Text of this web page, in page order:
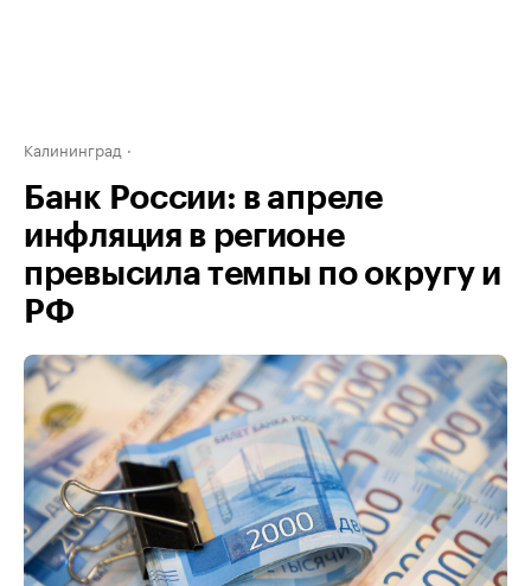
Калининград
Банк России: в апреле
инфляция в регионе
превысила темпы по округу и
РФ